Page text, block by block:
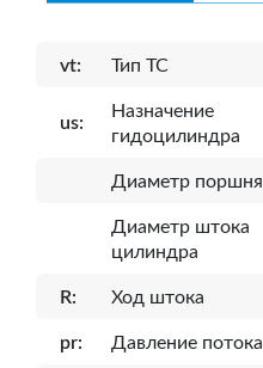
vt: Тип ТС
us:
Назначение
гидоцилиндра
Диаметр поршня
Диаметр штока
цилиндра
R: Ход штока
pr: Давление потока